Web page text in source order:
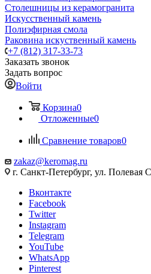
Столешницы из керамогранита
Искусственный камень
Полиэфирная смола
Раковина искуственный камень
+7 (812) 317-33-73
Заказать звонок
Задать вопрос
Войти
Корзина0
Отложенные0
Сравнение товаров0
zakaz@keromag.ru
г. Санкт-Петербург, ул. Полевая
Вконтакте
Facebook
Twitter
Instagram
Telegram
YouTube
WhatsApp
Pinterest